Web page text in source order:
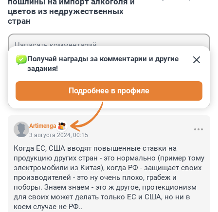
цветов из недружественных
стран
Artimenga
Получай награды за комментарии и другие
задания!
Подробнее в профиле
3 августа 2024, 00:15
Когда ЕС, США вводят повышенные ставки на
продукцию других стран - это нормально (пример тому
электромобили из Китая), когда РФ - защищает своих
производителей - это ну очень плохо, грабеж и
поборы. Знаем знаем - это ж другое, протекционизм
для своих может делать только ЕС и США, но ни в
коем случае не РФ..